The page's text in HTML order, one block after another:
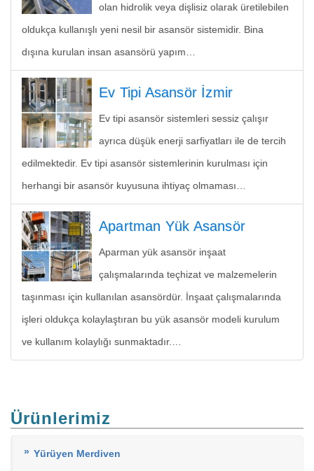
olan hidrolik veya dişlisiz olarak üretilebilen
oldukça kullanışlı yeni nesil bir asansör sistemidir. Bina
dışına kurulan insan asansörü yapım…
Ev Tipi Asansör İzmir
Ev tipi asansör sistemleri sessiz çalışır
ayrıca düşük enerji sarfiyatları ile de tercih
edilmektedir. Ev tipi asansör sistemlerinin kurulması için
herhangi bir asansör kuyusuna ihtiyaç olmaması…
Apartman Yük Asansör
Aparman yük asansör inşaat
çalışmalarında teçhizat ve malzemelerin
taşınması için kullanılan asansördür. İnşaat çalışmalarında
işleri oldukça kolaylaştıran bu yük asansör modeli kurulum
ve kullanım kolaylığı sunmaktadır.…
Ürünlerimiz
Yürüyen Merdiven